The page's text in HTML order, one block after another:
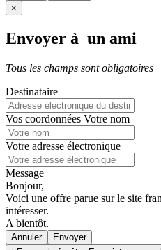
×
Envoyer à un ami
Tous les champs sont obligatoires
Destinataire
Vos coordonnées Votre nom
Votre adresse électronique
Message
Bonjour,
Voici une offre parue sur le site
intéresser.
A bientôt.
Annuler